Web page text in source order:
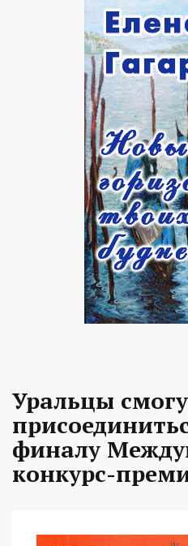
Уральцы
финалу
конкурс-